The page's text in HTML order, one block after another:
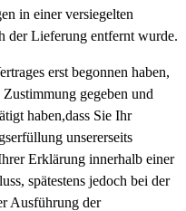
in einer versiegelten
der Lieferung entfernt wurde.
erst begonnen haben,
gegeben und
haben,dass Sie Ihr
unsererseits
Erklärung innerhalb einer
spätestens jedoch bei der
Ausführung der